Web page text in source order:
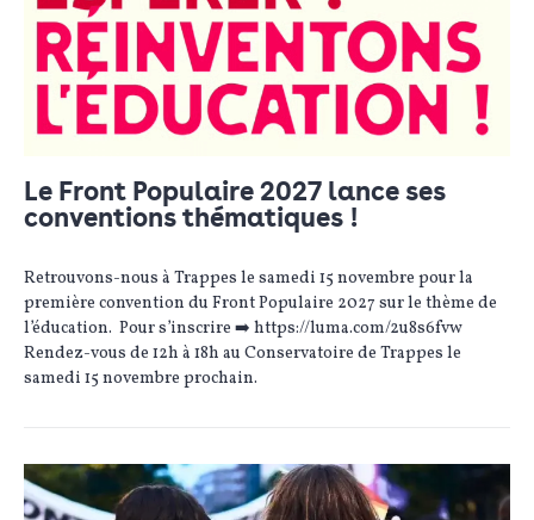
Le Front Populaire 2027 lance ses
conventions thématiques !
Retrouvons-nous à Trappes le samedi 15 novembre pour la
première convention du Front Populaire 2027 sur le thème de
l’éducation. Pour s’inscrire ➡️ https://luma.com/2u8s6fvw
Rendez-vous de 12h à 18h au Conservatoire de Trappes le
samedi 15 novembre prochain.